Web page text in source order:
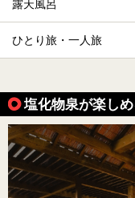
露天風呂
ひとり旅・一人旅
塩化物泉が楽し